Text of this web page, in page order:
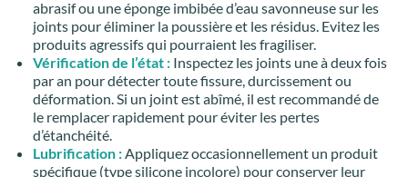
abrasif ou une éponge imbibée d’eau savonneuse sur les
joints pour éliminer la poussière et les résidus. Evitez les
produits agressifs qui pourraient les fragiliser.
Vérification de l’état : Inspectez les joints une à deux fois
par an pour détecter toute fissure, durcissement ou
déformation. Si un joint est abîmé, il est recommandé de
le remplacer rapidement pour éviter les pertes
d’étanchéité.
Lubrification :Appliquez occasionnellement un produit
spécifique (type silicone incolore) pour conserver leur